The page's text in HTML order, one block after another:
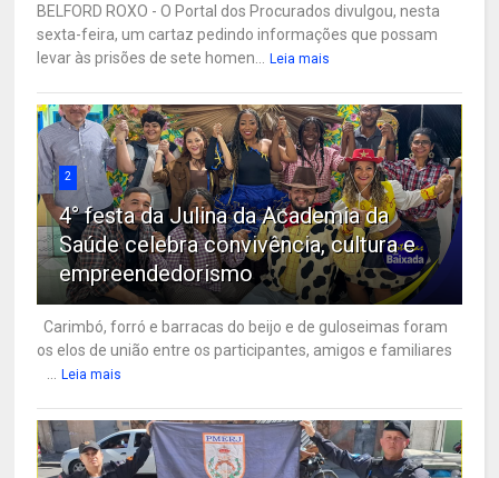
BELFORD ROXO - O Portal dos Procurados divulgou, nesta
sexta-feira, um cartaz pedindo informações que possam
levar às prisões de sete homen...
Leia mais
2
4° festa da Julina da Academia da
Saúde celebra convivência, cultura e
empreendedorismo
Carimbó, forró e barracas do beijo e de guloseimas foram
os elos de união entre os participantes, amigos e familiares
Leia mais